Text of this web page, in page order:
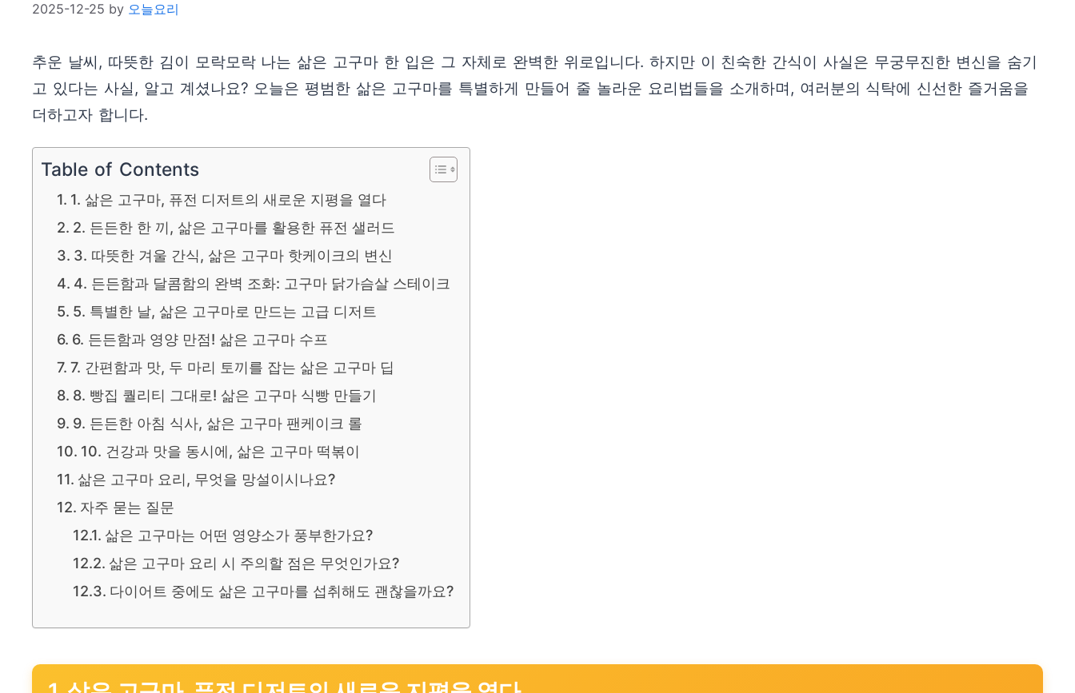
2025-12-25 by 오늘요리
추운 날씨, 따뜻한 김이 모락모락 나는 삶은 고구마 한 입은 그 자체로 완벽한 위로입니다. 하지만 이 친숙한 간식이 사실은 무궁무진한 변신을 숨기
고 있다는 사실, 알고 계셨나요? 오늘은 평범한 삶은 고구마를 특별하게 만들어 줄 놀라운 요리법들을 소개하며, 여러분의 식탁에 신선한 즐거움을
더하고자 합니다.
Table of Contents
1. 삶은 고구마, 퓨전 디저트의 새로운 지평을 열다
2. 든든한 한 끼, 삶은 고구마를 활용한 퓨전 샐러드
3. 따뜻한 겨울 간식, 삶은 고구마 핫케이크의 변신
4. 든든함과 달콤함의 완벽 조화: 고구마 닭가슴살 스테이크
5. 특별한 날, 삶은 고구마로 만드는 고급 디저트
6. 든든함과 영양 만점! 삶은 고구마 수프
7. 간편함과 맛, 두 마리 토끼를 잡는 삶은 고구마 딥
8. 빵집 퀄리티 그대로! 삶은 고구마 식빵 만들기
9. 든든한 아침 식사, 삶은 고구마 팬케이크 롤
10. 건강과 맛을 동시에, 삶은 고구마 떡볶이
삶은 고구마 요리, 무엇을 망설이시나요?
자주 묻는 질문
삶은 고구마는 어떤 영양소가 풍부한가요?
삶은 고구마 요리 시 주의할 점은 무엇인가요?
다이어트 중에도 삶은 고구마를 섭취해도 괜찮을까요?